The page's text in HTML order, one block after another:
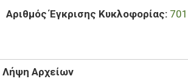
Αριθμός Έγκρισης Κυκλοφορίας:
Λήψη Αρχείων